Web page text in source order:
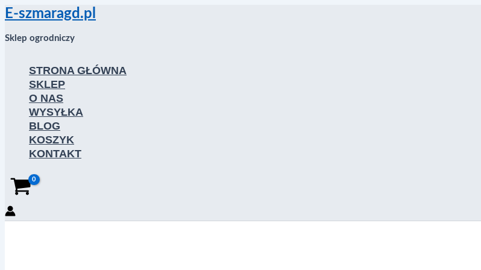
Przejdź
treści
E-szmaragd.pl
Sklep ogrodniczy
STRONA GŁÓWNA
SKLEP
O NAS
WYSYŁKA
BLOG
KOSZYK
KONTAKT